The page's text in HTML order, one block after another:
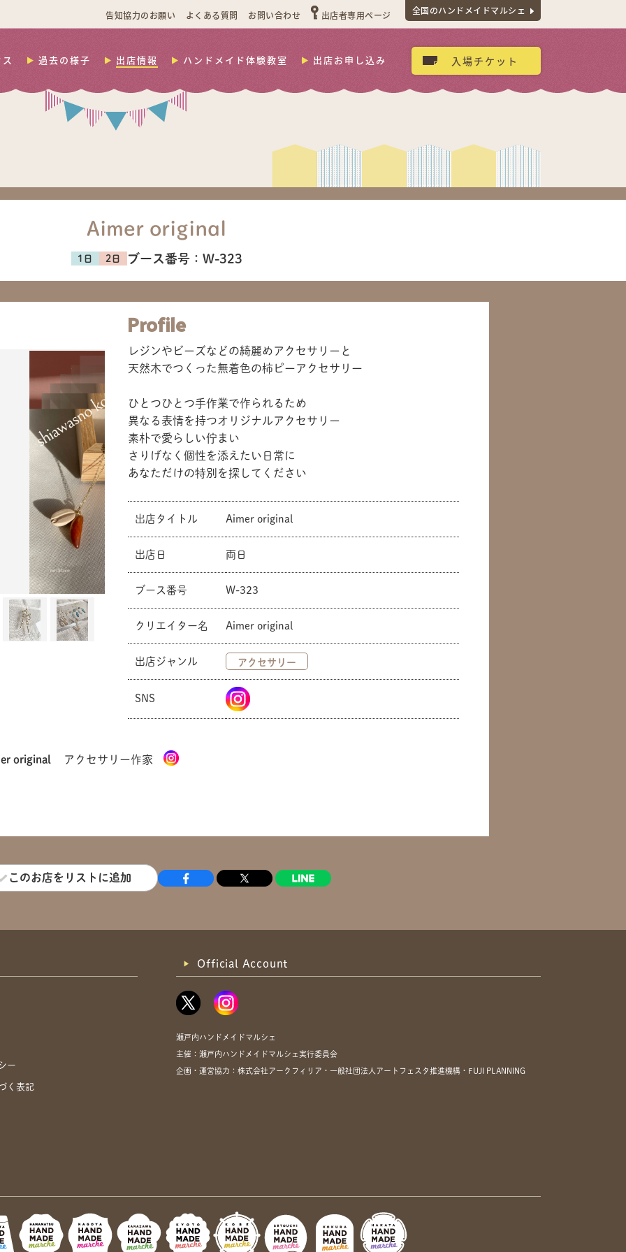
告知協力のお願い よくある質問 お問い合わせ 出店者専用ページ 全国のハンドメイドマルシェ
過去の様子 出店情報 ハンドメイド体験教室 出店お申し込み 入場チケット
Aimer original
ブース番号： W-323
Profile
レジンやビーズなどの綺麗めアクセサリーと
天然木でつくった無着色の柿ピーアクセサリー
ひとつひとつ手作業で作られるため
異なる表情を持つオリジナルアクセサリー
素朴で愛らしい佇まい
さりげなく個性を添えたい日常に
あなただけの特別を探してください
出店タイトル Aimer original
出店日 両日
ブース番号 W-323
クリエイター名 Aimer original
出店ジャンル アクセサリー
SNS
original アクセサリー作家
このお店をリストに追加
ー
く表記
Official Account
瀬戸内ハンドメイドマルシェ
主催：瀬戸内ハンドメイドマルシェ実行委員会
企画・運営協力：株式会社アークフィリア・一般社団法人アートフェスタ推進機構・FUJI PLANNING